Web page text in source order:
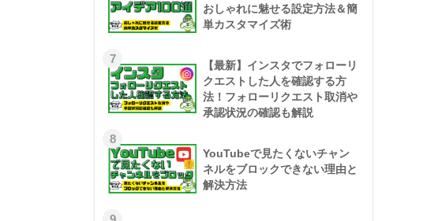
おしゃれに魅せる設定方法＆簡
単カスタマイズ術
7
【最新】インスタでフォローリ
クエストした人を確認する方
法！フォローリクエスト取消や
承認状況の確認も解説
8
YouTubeで見たくないチャン
ネルをブロックできない理由と
解決方法